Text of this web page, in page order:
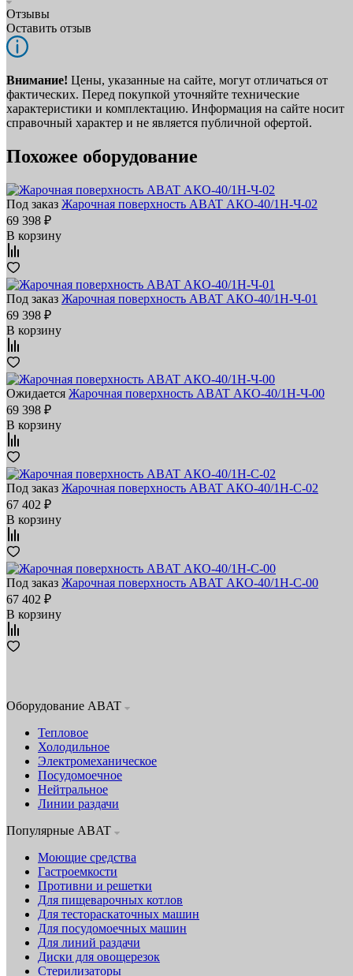
Отзывы
Оставить отзыв
Внимание! Цены, указанные на сайте, могут отличаться от
фактических. Перед покупкой уточняйте технические
характеристики и комплектацию. Информация на сайте носит
справочный характер и не является публичной офертой.
Похожее оборудование
Под заказ Жарочная поверхность ABAT АКО‑40/1Н‑Ч‑02
69 398 ₽
В корзину
Под заказ Жарочная поверхность ABAT АКО‑40/1Н‑Ч‑01
69 398 ₽
В корзину
Ожидается Жарочная поверхность ABAT АКО‑40/1Н‑Ч‑00
69 398 ₽
В корзину
Под заказ Жарочная поверхность ABAT АКО‑40/1Н‑С‑02
67 402 ₽
В корзину
Под заказ Жарочная поверхность ABAT АКО‑40/1Н‑С‑00
67 402 ₽
В корзину
Оборудование ABAT
Тепловое
Холодильное
Электромеханическое
Посудомоечное
Нейтральное
Линии раздачи
Популярные ABAT
Моющие средства
Гастроемкости
Противни и решетки
Для пищеварочных котлов
Для тестораскаточных машин
Для посудомоечных машин
Для линий раздачи
Диски для овощерезок
Стерилизаторы